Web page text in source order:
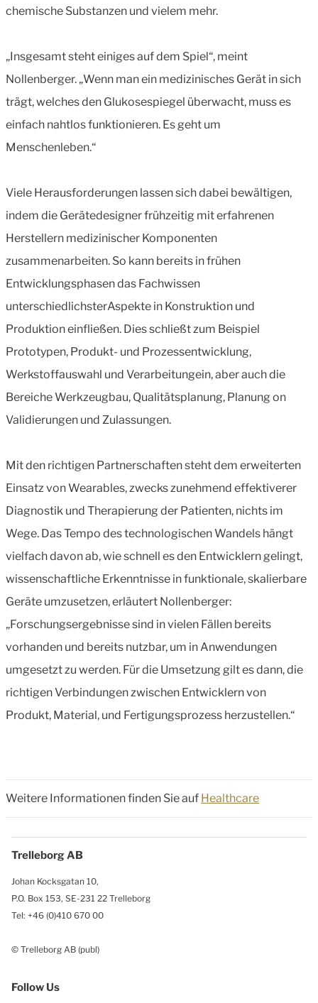
chemische Substanzen und vielem mehr.
„Insgesamt steht einiges auf dem Spiel“, meint
Nollenberger. „Wenn man ein medizinisches Gerät in sich
trägt, welches den Glukosespiegel überwacht, muss es
einfach nahtlos funktionieren. Es geht um
Menschenleben.“
Viele Herausforderungen lassen sich dabei bewältigen,
indem die Gerätedesigner frühzeitig mit erfahrenen
Herstellern medizinischer Komponenten
zusammenarbeiten. So kann bereits in frühen
Entwicklungsphasen das Fachwissen
unterschiedlichsterAspekte in Konstruktion und
Produktion einfließen. Dies schließt zum Beispiel
Prototypen, Produkt- und Prozessentwicklung,
Werkstoffauswahl und Verarbeitungein, aber auch die
Bereiche Werkzeugbau, Qualitätsplanung, Planung on
Validierungen und Zulassungen.
Mit den richtigen Partnerschaften steht dem erweiterten
Einsatz von Wearables, zwecks zunehmend effektiverer
Diagnostik und Therapierung der Patienten, nichts im
Wege. Das Tempo des technologischen Wandels hängt
vielfach davon ab, wie schnell es den Entwicklern gelingt,
wissenschaftliche Erkenntnisse in funktionale, skalierbare
Geräte umzusetzen, erläutert Nollenberger:
„Forschungsergebnisse sind in vielen Fällen bereits
vorhanden und bereits nutzbar, um in Anwendungen
umgesetzt zu werden. Für die Umsetzung gilt es dann, die
richtigen Verbindungen zwischen Entwicklern von
Produkt, Material, und Fertigungsprozess herzustellen.“
Weitere Informationen finden Sie auf Healthcare
Trelleborg AB
Johan Kocksgatan 10,
P.O. Box 153, SE-231 22 Trelleborg
Tel: +46 (0)410 670 00
© Trelleborg AB (publ)
Follow Us